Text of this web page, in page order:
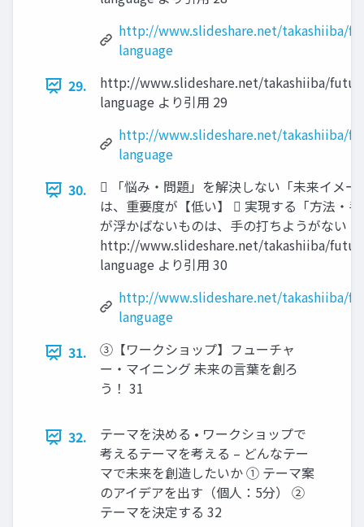
http://www.slideshare.net/takashiiba/
language
29.
http://www.slideshare.net/takashiiba/
language より引用 29
http://www.slideshare.net/takashiiba/
language
30.
 「悩み・問題」を解決しない「未来イメー
は、重要度が【低い】  実現する「方法・
が浮かばないものは、手の打ちようがない
http://www.slideshare.net/takashiiba/
language より引用 30
http://www.slideshare.net/takashiiba/
language
31.
③【ワークショップ】フューチャ
ー・マイニング 未来の言葉を創ろ
う！ 31
32.
テーマを決める • ワークショップで
考えるテーマを考える – どんなテー
マで未来を創造したいか ① テーマ案
のアイデアを出す（個人：5分） ②
テーマを決定する 32